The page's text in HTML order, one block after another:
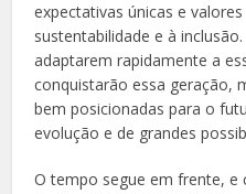
expectativas únicas e
sustentabilidade e à
adaptarem rapidamente a
conquistarão essa geração,
bem posicionadas para o
evolução e de grandes
O tempo segue em frente, e